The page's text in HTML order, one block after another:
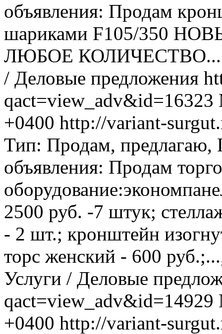
объявления: Продам
шариками F105/350
ЛЮБОЕ КОЛИЧЕСТВО....,
/ Деловые предложения
qact=view_adv&id=16323
+0400 http://variant-
Тип: Продам, предлагаю,
объявления: Продам
2500 руб. -7 штук;
- 2 шт.; кронштейн
торс женский - 600
Услуги / Деловые
qact=view_adv&id=14929
+0400 http://variant-